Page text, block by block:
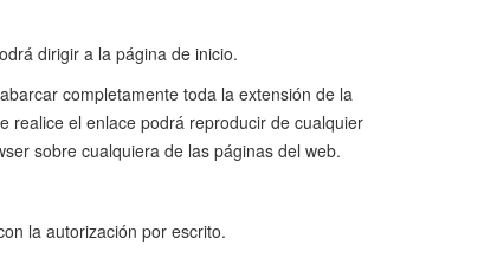
dirigir a la página de inicio.
completamente toda la extensión de la
realice el enlace podrá reproducir de cualquier
sobre cualquiera de las páginas del web.
la autorización por escrito.